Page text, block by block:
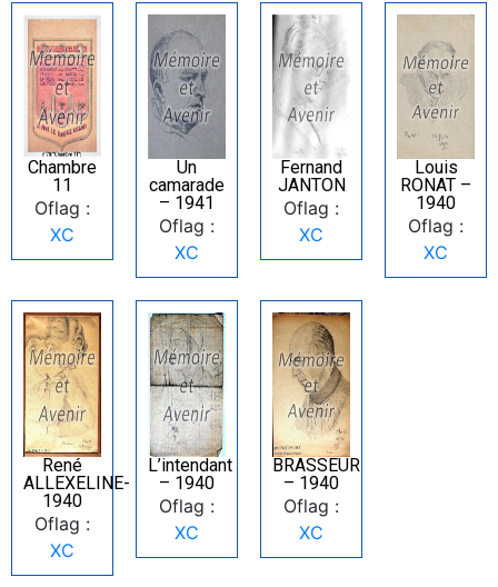
Chambre
11
Oflag :
XC
Un
camarade
– 1941
Oflag :
XC
Fernand
JANTON
Oflag :
XC
Louis
RONAT –
1940
Oflag :
XC
René
ALLEXELINE-
1940
Oflag :
XC
L’intendant
– 1940
Oflag :
XC
BRASSEUR
– 1940
Oflag :
XC